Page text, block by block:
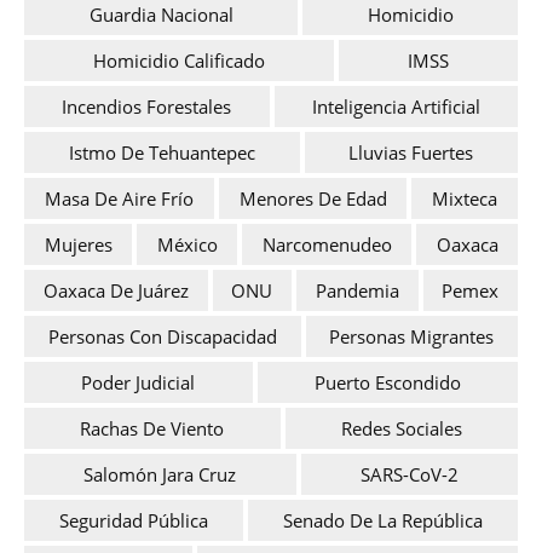
Guardia Nacional
Homicidio
Homicidio Calificado
IMSS
Incendios Forestales
Inteligencia Artificial
Istmo De Tehuantepec
Lluvias Fuertes
Masa De Aire Frío
Menores De Edad
Mixteca
Mujeres
México Narcomenudeo
Oaxaca
Oaxaca De Juárez
ONU Pandemia
Pemex
Personas Con Discapacidad
Personas Migrantes
Poder Judicial
Puerto Escondido
Rachas De Viento
Redes Sociales
Salomón Jara Cruz
SARS-CoV-2
Seguridad Pública
Senado De La República